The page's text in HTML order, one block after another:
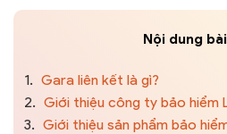
Nội dung
1. Gara liên kết là gì?
2. Giới thiệu công ty bảo hiểm
3. Giới thiệu sản phẩm bảo